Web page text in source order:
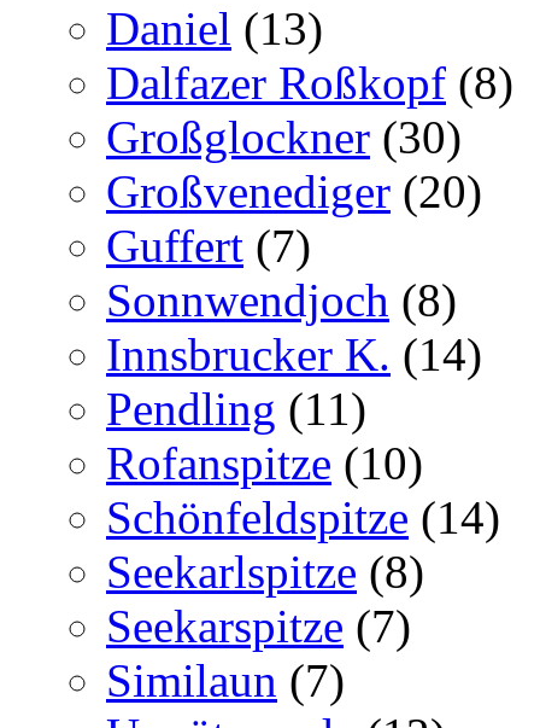
Daniel (13)
Dalfazer Roßkopf (8)
Großglockner (30)
Großvenediger (20)
Guffert (7)
Sonnwendjoch (8)
Innsbrucker K. (14)
Pendling (11)
Rofanspitze (10)
Schönfeldspitze (14)
Seekarlspitze (8)
Seekarspitze (7)
Similaun (7)